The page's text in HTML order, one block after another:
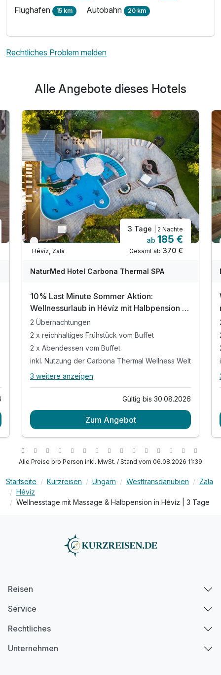
Flughafen 15 km Autobahn 20 km
Rechtliches Problem melden
Alle Angebote dieses Hotels
Nur noch bis August
Hévíz, Zala
3 Tage | 2 Nächte
ab 185 €
Gesamt ab 370 €
NaturMed Hotel Carbona Thermal SPA
10% Last Minute Sommer Aktion:
Wellnessurlaub in Hévíz mit Halbpension |
3 Tage
2 Übernachtungen
2 x reichhaltiges Frühstück vom Buffet
2 x Abendessen vom Buffet
inkl. Nutzung der Carbona Thermal Wellness Welt
Alle Inklusivleistungen
2 x reichhaltiges Frühstück vom Buffet
inkl. Welcome Drink
inkl. W-Lan
3 weitere anzeigen
Gültig bis 30.08.2026
Zum Angebot
Alle Preise pro Person inkl. MwSt. / Stand vom 06.08.2026 11:39
Startseite Kurzreisen Ungarn Westtransdanubien
Zala
Hévíz
Wellnesstage mit Massage & Halbpension in Hévíz | 3 Tage
Reisen
Service
Rechtliches
Unternehmen